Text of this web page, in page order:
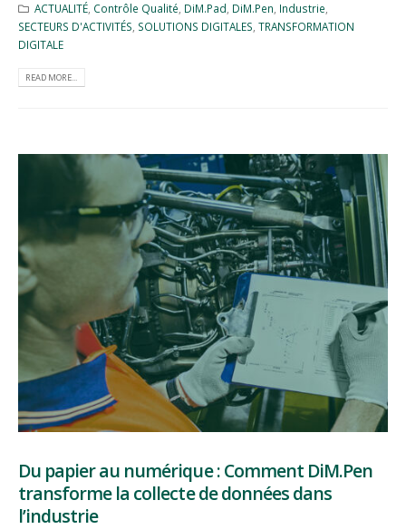
ACTUALITÉ, Contrôle Qualité DiM.Pad DiM.Pen Industrie
SECTEURS D'ACTIVITÉS SOLUTIONS DIGITALES TRANSFORMATION
DIGITALE
READ MORE...
Du papier au numérique : Comment DiM.Pen
transforme la collecte de données dans
l’industrie